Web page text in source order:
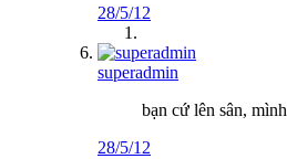
28/5/12
superadmin
bạn cứ lên sân,
28/5/12